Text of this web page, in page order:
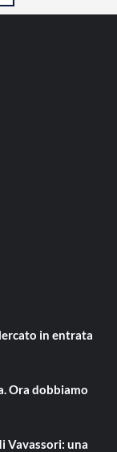
in entrata
Ora dobbiamo
Vavassori: una